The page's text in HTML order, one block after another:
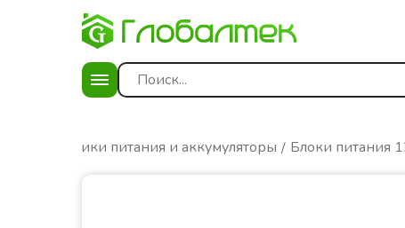
Источники питания и аккумуляторы Блоки питания